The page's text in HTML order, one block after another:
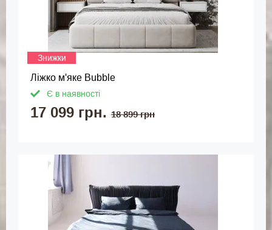
Знижки
Ліжко м'яке Bubble
Є в наявності
17 099 грн. 18 899 грн